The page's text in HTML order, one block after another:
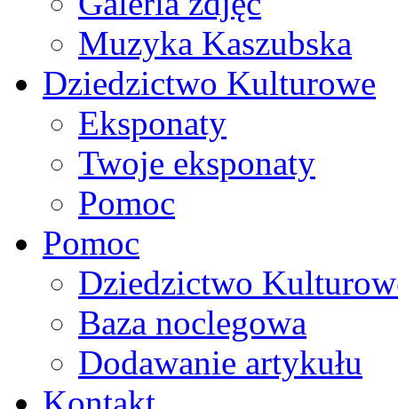
Muzyka Kaszubska
Dziedzictwo Kulturowe
Eksponaty
Twoje eksponaty
Pomoc
Pomoc
Dziedzictwo
Baza noclegowa
Dodawanie artykułu